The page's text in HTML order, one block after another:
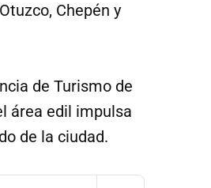
Chepén y
de Turismo de
área edil impulsa
de la ciudad.